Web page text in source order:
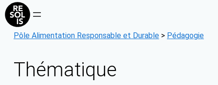
Aller
au
contenu
Pôle Alimentation Responsable et Durable > Pédagogie
Thématique